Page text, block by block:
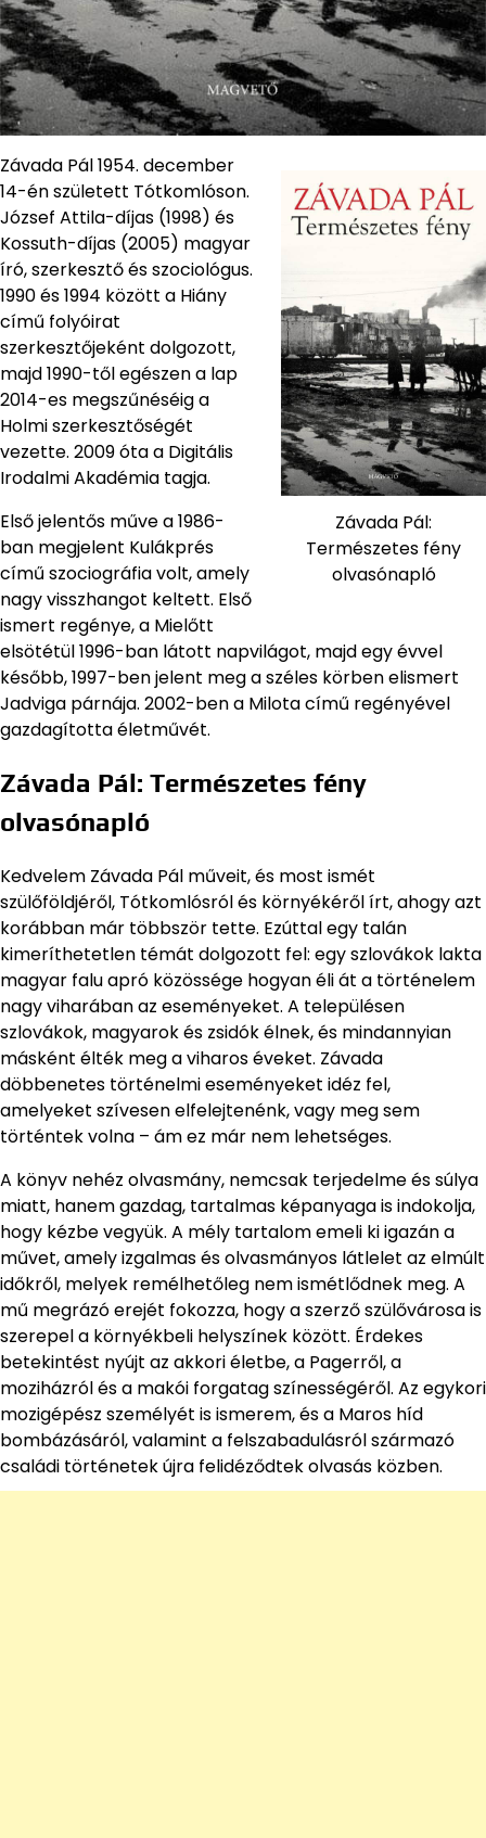
Závada Pál:
Természetes fény
olvasónapló
Závada Pál 1954. december
14-én született Tótkomlóson.
József Attila-díjas (1998) és
Kossuth-díjas (2005) magyar
író, szerkesztő és szociológus.
1990 és 1994 között a Hiány
című folyóirat
szerkesztőjeként dolgozott,
majd 1990-től egészen a lap
2014-es megszűnéséig a
Holmi szerkesztőségét
vezette. 2009 óta a Digitális
Irodalmi Akadémia tagja.
Első jelentős műve a 1986-
ban megjelent Kulákprés
című szociográfia volt, amely
nagy visszhangot keltett. Első
ismert regénye, a Mielőtt
elsötétül 1996-ban látott napvilágot, majd egy évvel
később, 1997-ben jelent meg a széles körben elismert
Jadviga párnája. 2002-ben a Milota című regényével
gazdagította életművét.
Závada Pál: Természetes fény
olvasónapló
Kedvelem Závada Pál műveit, és most ismét
szülőföldjéről, Tótkomlósról és környékéről írt, ahogy azt
korábban már többször tette. Ezúttal egy talán
kimeríthetetlen témát dolgozott fel: egy szlovákok lakta
magyar falu apró közössége hogyan éli át a történelem
nagy viharában az eseményeket. A településen
szlovákok, magyarok és zsidók élnek, és mindannyian
másként élték meg a viharos éveket. Závada
döbbenetes történelmi eseményeket idéz fel,
amelyeket szívesen elfelejtenénk, vagy meg sem
történtek volna – ám ez már nem lehetséges.
A könyv nehéz olvasmány, nemcsak terjedelme és súlya
miatt, hanem gazdag, tartalmas képanyaga is indokolja,
hogy kézbe vegyük. A mély tartalom emeli ki igazán a
művet, amely izgalmas és olvasmányos látlelet az elmúlt
időkről, melyek remélhetőleg nem ismétlődnek meg. A
mű megrázó erejét fokozza, hogy a szerző szülővárosa is
szerepel a környékbeli helyszínek között. Érdekes
betekintést nyújt az akkori életbe, a Pagerről, a
moziházról és a makói forgatag színességéről. Az egykori
mozigépész személyét is ismerem, és a Maros híd
bombázásáról, valamint a felszabadulásról származó
családi történetek újra felidéződtek olvasás közben.